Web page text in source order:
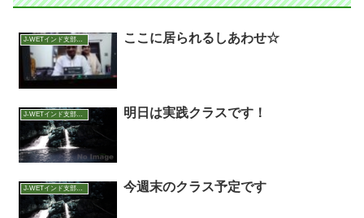
J-WETインド支部～ヨガのこころ～ ここに居られるしあわせ☆
J-WETインド支部～ヨガのこころ～ 明日は実践クラスです！
J-WETインド支部～ヨガのこころ～ 今週末のクラス予定です